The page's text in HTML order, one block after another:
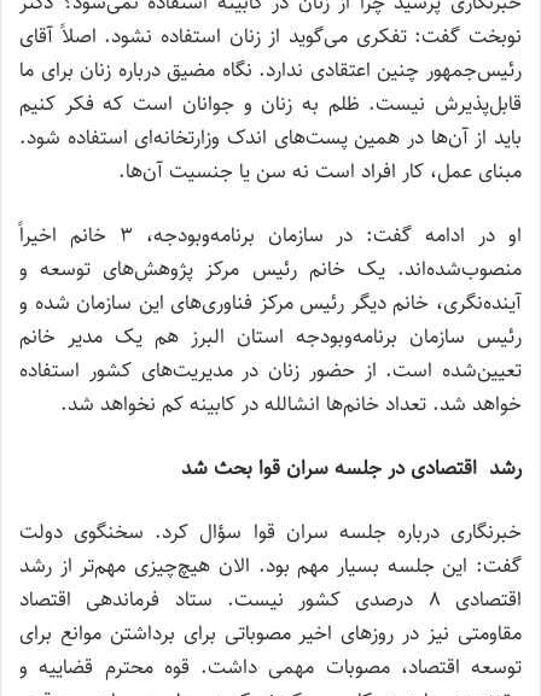
نوبخت گفت: تفکری می‌گوید از زنان استفاده نشود. اصلاً آقای
رئیس‌جمهور چنین اعتقادی ندارد. نگاه مضیق درباره زنان برای ما
قابل‌پذیرش نیست. ظلم به زنان و جوانان است که فکر کنیم
باید از آن‌ها در همین پست‌های اندک وزارتخانه‌ای استفاده شود.
مبنای عمل، کار افراد است نه سن یا جنسیت آن‌ها.
او در ادامه گفت: در سازمان برنامه‌وبودجه، 3 خانم اخیراً
منصوب‌شده‌اند. یک خانم رئیس مرکز پژوهش‌های توسعه و
آینده‌نگری، خانم دیگر رئیس مرکز فناوری‌های این سازمان شده و
رئیس سازمان برنامه‌وبودجه استان البرز هم یک مدیر خانم
تعیین‌شده است. از حضور زنان در مدیریت‌های کشور استفاده
خواهد شد. تعداد خانم‌ها انشالله در کابینه کم نخواهد شد.
رشد اقتصادی در جلسه سران قوا بحث شد
خبرنگاری درباره جلسه سران قوا سؤال کرد. سخنگوی دولت
گفت: این جلسه بسیار مهم بود. الان هیچ‌چیزی مهم‌تر از رشد
اقتصادی 8 درصدی کشور نیست. ستاد فرماندهی اقتصاد
مقاومتی نیز در روزهای اخیر مصوباتی برای برداشتن موانع برای
توسعه اقتصاد، مصوبات مهمی داشت. قوه محترم قضاییه و